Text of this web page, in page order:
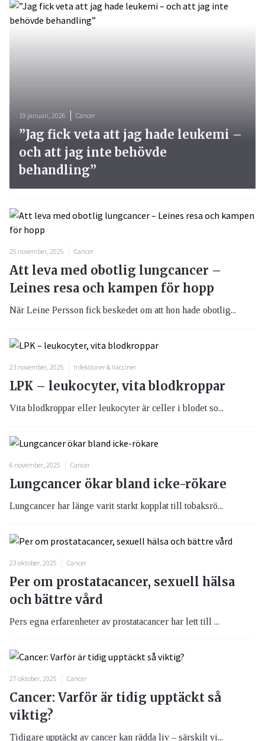
19 januari, 2026 Cancer
”Jag fick veta att jag hade leukemi –
och att jag inte behövde
behandling”
25 november, 2025 Cancer
Att leva med obotlig lungcancer –
Leines resa och kampen för hopp
När Leine Persson fick beskedet om att hon hade obotlig...
23 november, 2025 Infektioner & Vacciner
LPK – leukocyter, vita blodkroppar
Vita blodkroppar eller leukocyter är celler i blodet so...
6 november, 2025 Cancer
Lungcancer ökar bland icke-rökare
Lungcancer har länge varit starkt kopplat till tobaksrö...
23 oktober, 2025 Cancer
Per om prostatacancer, sexuell hälsa
och bättre vård
Pers egna erfarenheter av prostatacancer har lett till ...
27 oktober, 2025 Cancer
Cancer: Varför är tidig upptäckt så
viktig?
Tidigare upptäckt av cancer kan rädda liv – särskilt vi...